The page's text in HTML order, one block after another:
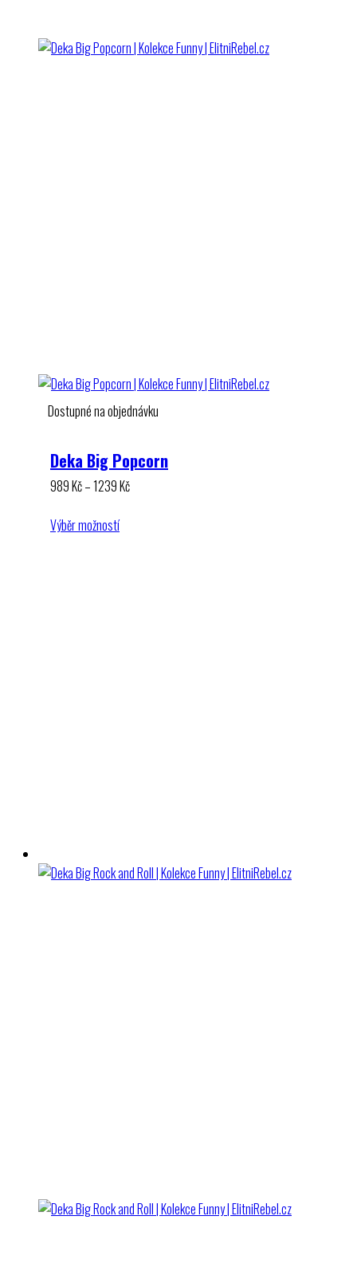
Dostupné na objednávku
Deka Big Popcorn
989Kč–1239KčRozpětí
Výběr možností